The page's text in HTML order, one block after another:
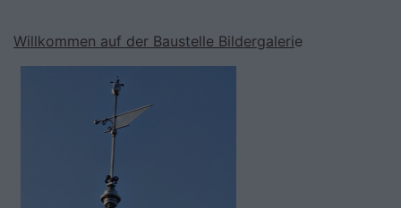
Willkommen auf der Baustelle Bildergalerie